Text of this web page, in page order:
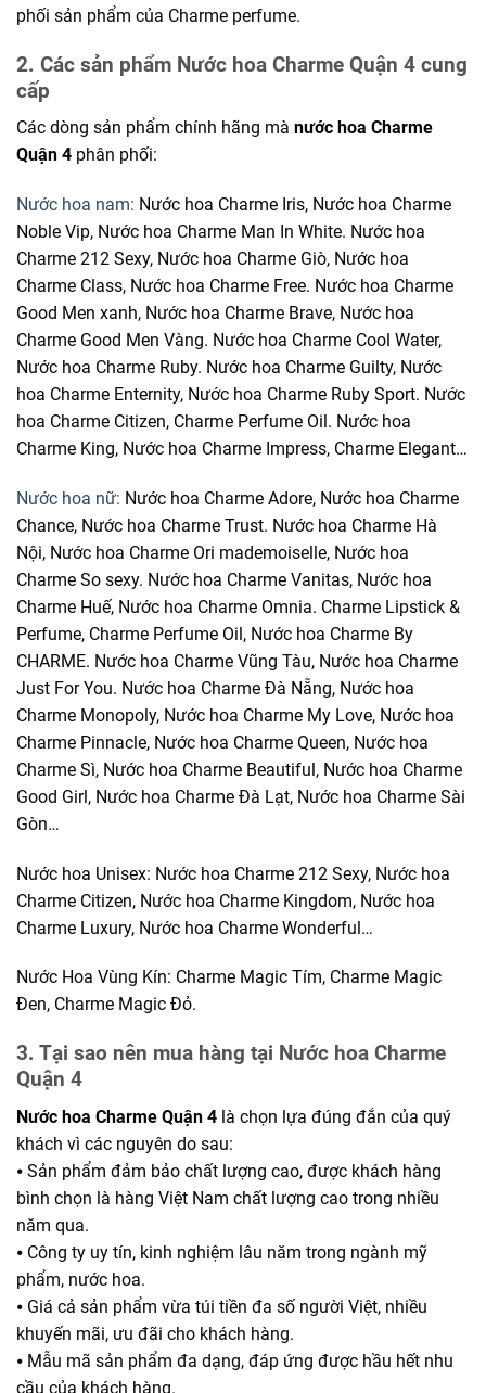
phối sản phẩm của Charme perfume.
2. Các sản phẩm Nước hoa Charme Quận 4 cung
cấp
Các dòng sản phẩm chính hãng mà nước hoa Charme
Quận 4 phân phối:
Nước hoa nam: Nước hoa Charme Iris, Nước hoa Charme
Noble Vip, Nước hoa Charme Man In White. Nước hoa
Charme 212 Sexy, Nước hoa Charme Giò, Nước hoa
Charme Class, Nước hoa Charme Free. Nước hoa Charme
Good Men xanh, Nước hoa Charme Brave, Nước hoa
Charme Good Men Vàng. Nước hoa Charme Cool Water,
Nước hoa Charme Ruby. Nước hoa Charme Guilty, Nước
hoa Charme Enternity, Nước hoa Charme Ruby Sport. Nước
hoa Charme Citizen, Charme Perfume Oil. Nước hoa
Charme King, Nước hoa Charme Impress, Charme Elegant…
Nước hoa nữ: Nước hoa Charme Adore, Nước hoa Charme
Chance, Nước hoa Charme Trust. Nước hoa Charme Hà
Nội, Nước hoa Charme Ori mademoiselle, Nước hoa
Charme So sexy. Nước hoa Charme Vanitas, Nước hoa
Charme Huế, Nước hoa Charme Omnia. Charme Lipstick &
Perfume, Charme Perfume Oil, Nước hoa Charme By
CHARME. Nước hoa Charme Vũng Tàu, Nước hoa Charme
Just For You. Nước hoa Charme Đà Nẵng, Nước hoa
Charme Monopoly, Nước hoa Charme My Love, Nước hoa
Charme Pinnacle, Nước hoa Charme Queen, Nước hoa
Charme Sì, Nước hoa Charme Beautiful, Nước hoa Charme
Good Girl, Nước hoa Charme Đà Lạt, Nước hoa Charme Sài
Gòn…
Nước hoa Unisex: Nước hoa Charme 212 Sexy, Nước hoa
Charme Citizen, Nước hoa Charme Kingdom, Nước hoa
Charme Luxury, Nước hoa Charme Wonderful…
Nước Hoa Vùng Kín: Charme Magic Tím, Charme Magic
Đen, Charme Magic Đỏ.
3. Tại sao nên mua hàng tại Nước hoa Charme
Quận 4
Nước hoa Charme Quận 4 là chọn lựa đúng đắn của quý
khách vì các nguyên do sau:
⦁ Sản phẩm đảm bảo chất lượng cao, được khách hàng
bình chọn là hàng Việt Nam chất lượng cao trong nhiều
năm qua.
⦁ Công ty uy tín, kinh nghiệm lâu năm trong ngành mỹ
phẩm, nước hoa.
⦁ Giá cả sản phẩm vừa túi tiền đa số người Việt, nhiều
khuyến mãi, ưu đãi cho khách hàng.
⦁ Mẫu mã sản phẩm đa dạng, đáp ứng được hầu hết nhu
cầu của khách hàng.